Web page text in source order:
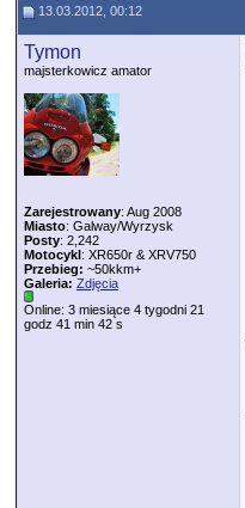
13.03.2012, 00:12
Tymon
majsterkowicz amator
Zarejestrowany: Aug 2008
Miasto: Galway/Wyrzysk
Posty: 2,242
Motocykl: XR650r & XRV750
Przebieg: ~50kkm+
Galeria: Zdjęcia
Online: 3 miesiące 4 tygodni 21
godz 41 min 42 s